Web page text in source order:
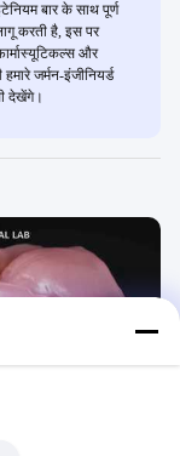
बार के साथ पूर्ण
करती है, इस पर
और
जर्मन-इंजीनियर्ड
देखेंगे।